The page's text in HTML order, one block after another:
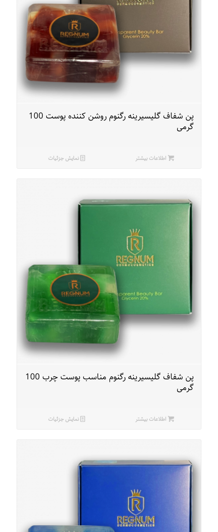
پن شفاف گلیسیرینه رگنوم روشن کننده پوست 100
گرمی
اطلاعات بیشتر نمایش جزئیات
پن شفاف گلیسیرینه رگنوم مناسب پوست چرب 100
گرمی
اطلاعات بیشتر نمایش جزئیات